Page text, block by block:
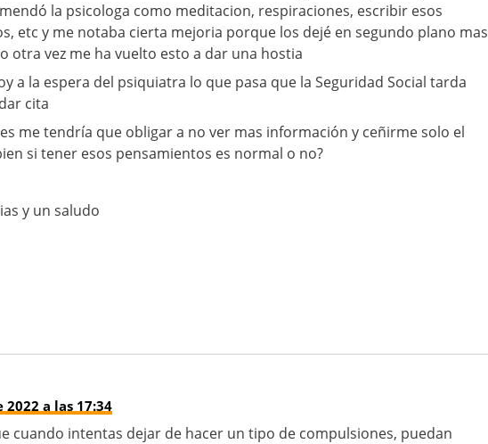
la psicologa como meditacion, respiraciones, escribir esos
etc y me notaba cierta mejoria porque los dejé en segundo plano mas
otra vez me ha vuelto esto a dar una hostia
a la espera del psiquiatra lo que pasa que la Seguridad Social tarda
cita
me tendría que obligar a no ver mas información y ceñirme solo el
si tener esos pensamientos es normal o no?
y un saludo
a las 17:34
cuando intentas dejar de hacer un tipo de compulsiones, puedan